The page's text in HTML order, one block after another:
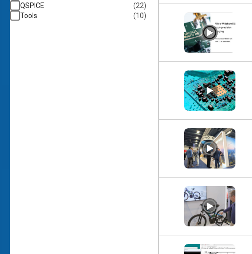
QSPICE
(22)
Tools
(10)